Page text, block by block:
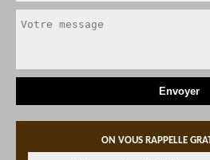
ON VOUS RAPPELLE